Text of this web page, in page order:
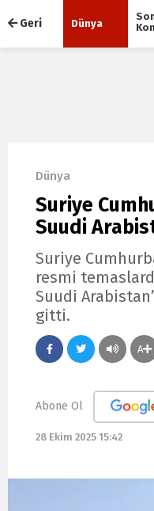
Web TV Canlı Yayın
Geri Dünya
Dünya
Suriye
Suudi
Suriye
resmi
Suudi
gitti.
A
Abone Ol
28 Ekim 2025 15:42